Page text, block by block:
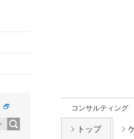
コンサルティング
トップ